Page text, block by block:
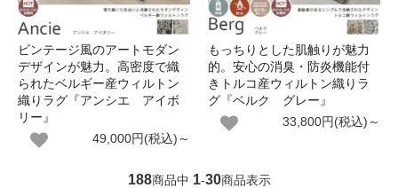
ビンテージ風のアートモダン
デザインが魅力。高密度で織
られたベルギー産ウィルトン
織りラグ『アンシエ アイボ
リー』
49,000円(税込)～
もっちりとした肌触りが魅力
的。安心の消臭・防炎機能付
きトルコ産ウィルトン織りラ
グ『ベルク グレー』
33,800円(税込)～
188商品中 1-30商品表示